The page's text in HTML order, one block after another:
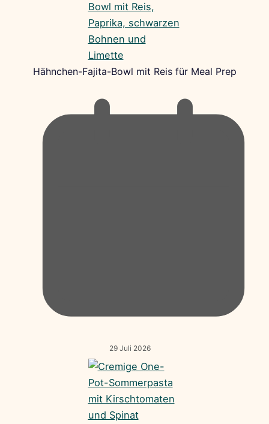
Hähnchen-Fajita-Bowl mit Reis für Meal Prep
29 Juli 2026